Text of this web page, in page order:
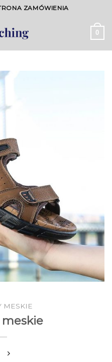
ZAMÓWIENIA
0
MESKIE